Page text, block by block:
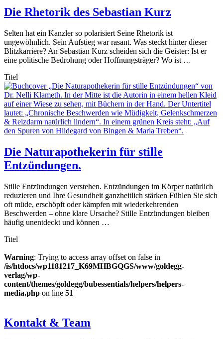
Die Rhetorik des Sebastian Kurz
Selten hat ein Kanzler so polarisiert Seine Rhetorik ist
ungewöhnlich. Sein Aufstieg war rasant. Was steckt hinter dieser
Blitzkarriere? An Sebastian Kurz scheiden sich die Geister: Ist er
eine politische Bedrohung oder Hoffnungsträger? Wo ist …
Titel
Die Naturapothekerin für stille
Entzündungen.
Stille Entzündungen verstehen. Entzündungen im Körper natürlich
reduzieren und Ihre Gesundheit ganzheitlich stärken Fühlen Sie sich
oft müde, erschöpft oder kämpfen mit wiederkehrenden
Beschwerden – ohne klare Ursache? Stille Entzündungen bleiben
häufig unentdeckt und können …
Titel
Warning: Trying to access array offset on false in
/is/htdocs/wp1181217_K69MHBGQGS/www/goldegg-
verlag/wp-
content/themes/goldegg/bubessentials/helpers/helpers-
media.php on line 51
Kontakt & Team